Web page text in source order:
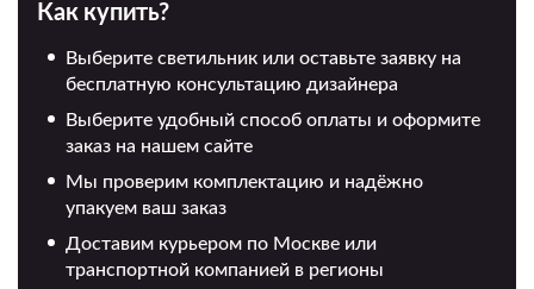
Как купить?
Выберите светильник или оставьте заявку на
бесплатную консультацию дизайнера
Выберите удобный способ оплаты и оформите
заказ на нашем сайте
Мы проверим комплектацию и надёжно
упакуем ваш заказ
Доставим курьером по Москве или
транспортной компанией в регионы